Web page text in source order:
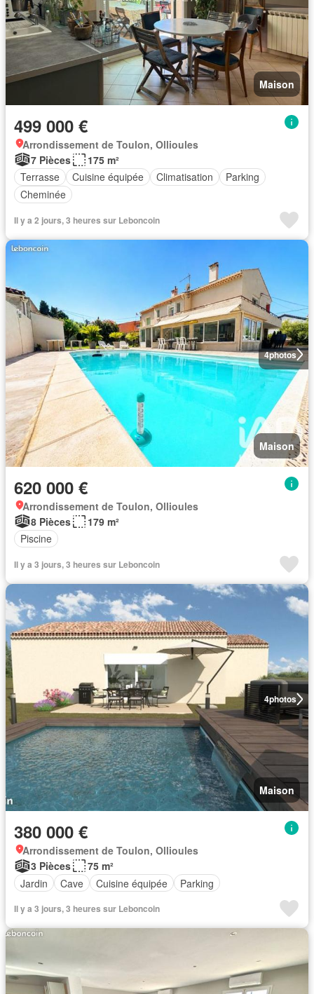
Maison
499 000 €
Arrondissement de Toulon, Ollioules
7 Pièces
175 m²
Terrasse
Cuisine équipée Climatisation
Parking
Cheminée
Il y a 2 jours, 3 heures sur Leboncoin
4photos
Maison
620 000 €
Arrondissement de Toulon, Ollioules
8 Pièces
179 m²
Piscine
Il y a 3 jours, 3 heures sur Leboncoin
4photos
Maison
380 000 €
Arrondissement de Toulon, Ollioules
3 Pièces
75 m²
Jardin
Cave Cuisine équipée Parking
Il y a 3 jours, 3 heures sur Leboncoin